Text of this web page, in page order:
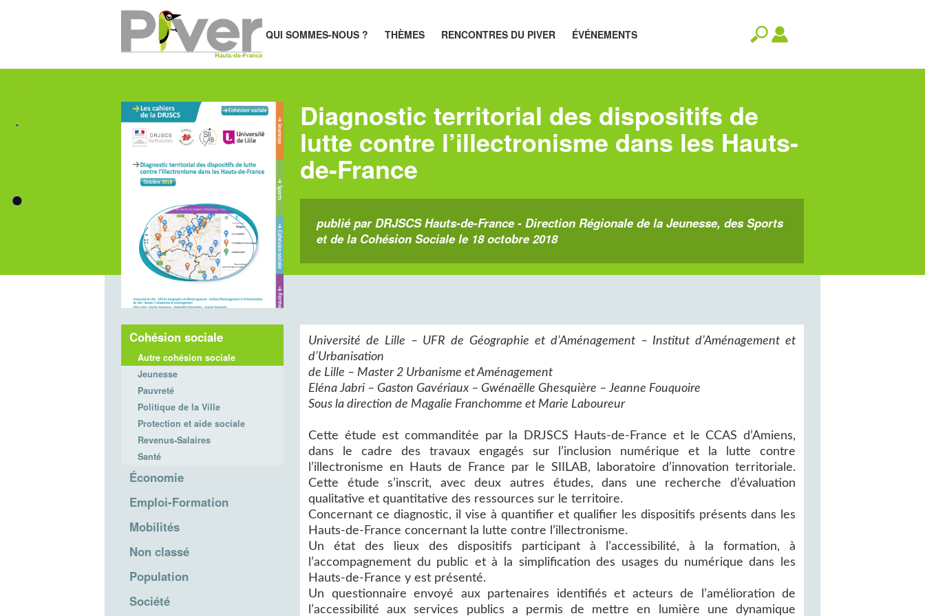
QUI SOMMES-NOUS ? THÈMES RENCONTRES DU PIVER ÉVÉNEMENTS
Diagnostic territorial des dispositifs de
lutte contre l’illectronisme dans les Hauts-
de-France
publié par DRJSCS Hauts-de-France - Direction Régionale de la Jeunesse, des Sports
et de la Cohésion Sociale le 18 octobre 2018
Cohésion sociale
Autre cohésion sociale
Jeunesse
Pauvreté
Politique de la Ville
Protection et aide sociale
Revenus-Salaires
Santé
Économie
Emploi-Formation
Mobilités
Non classé
Population
Société
Université de Lille – UFR de Géographie et d’Aménagement – Institut d’Aménagement et
d’Urbanisation
de Lille – Master 2 Urbanisme et Aménagement
Eléna Jabri – Gaston Gavériaux – Gwénaëlle Ghesquière – Jeanne Fouquoire
Sous la direction de Magalie Franchomme et Marie Laboureur
Cette étude est commanditée par la DRJSCS Hauts-de-France et le CCAS d’Amiens,
dans le cadre des travaux engagés sur l’inclusion numérique et la lutte contre
l’illectronisme en Hauts de France par le SIILAB, laboratoire d’innovation territoriale.
Cette étude s’inscrit, avec deux autres études, dans une recherche d’évaluation
qualitative et quantitative des ressources sur le territoire.
Concernant ce diagnostic, il vise à quantifier et qualifier les dispositifs présents dans les
Hauts-de-France concernant la lutte contre l’illectronisme.
Un état des lieux des dispositifs participant à l’accessibilité, à la formation, à
l’accompagnement du public et à la simplification des usages du numérique dans les
Hauts-de-France y est présenté.
Un questionnaire envoyé aux partenaires identifiés et acteurs de l’amélioration de
l’accessibilité aux services publics a permis de mettre en lumière une dynamique